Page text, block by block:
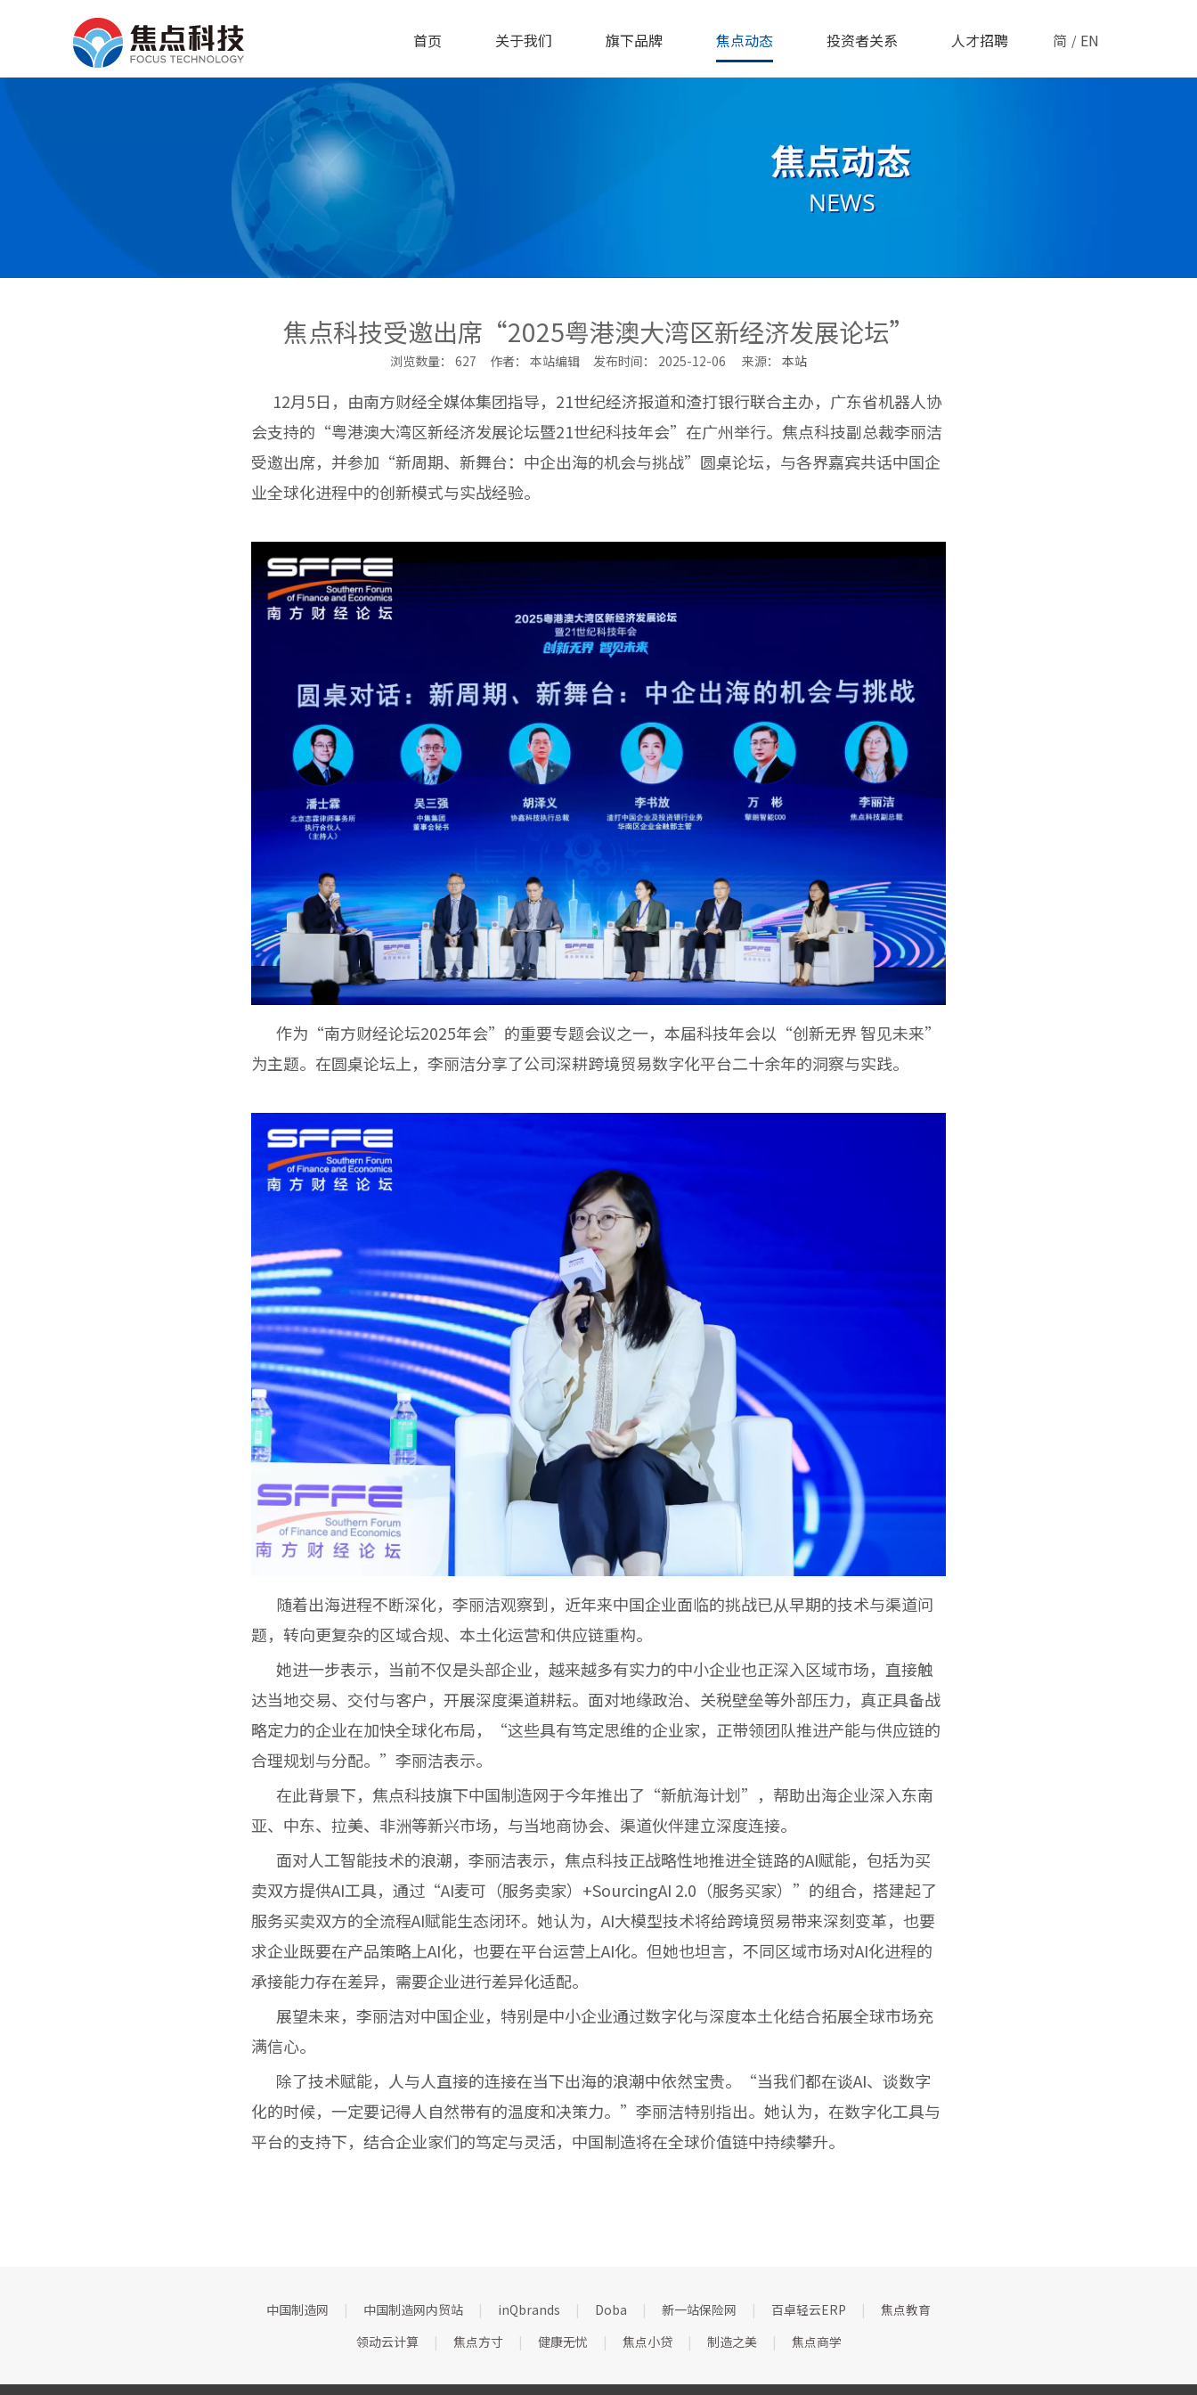
首页 关于我们 旗下品牌 焦点动态 投资者关系 人才招聘 简 / EN
焦点科技受邀出席“2025粤港澳大湾区新经济发展论坛”
浏览数量： 627 作者： 本站编辑 发布时间： 2025-12-06 来源： 本站
12月5日，由南方财经全媒体集团指导，21世纪经济报道和渣打银行联合主办，广东省机器人协
会支持的“粤港澳大湾区新经济发展论坛暨21世纪科技年会”在广州举行。焦点科技副总裁李丽洁
受邀出席，并参加“新周期、新舞台：中企出海的机会与挑战”圆桌论坛，与各界嘉宾共话中国企
业全球化进程中的创新模式与实战经验。
作为“南方财经论坛2025年会”的重要专题会议之一，本届科技年会以“创新无界 智见未来”
为主题。在圆桌论坛上，李丽洁分享了公司深耕跨境贸易数字化平台二十余年的洞察与实践。
随着出海进程不断深化，李丽洁观察到，近年来中国企业面临的挑战已从早期的技术与渠道问
题，转向更复杂的区域合规、本土化运营和供应链重构。
她进一步表示，当前不仅是头部企业，越来越多有实力的中小企业也正深入区域市场，直接触
达当地交易、交付与客户，开展深度渠道耕耘。面对地缘政治、关税壁垒等外部压力，真正具备战
略定力的企业在加快全球化布局，“这些具有笃定思维的企业家，正带领团队推进产能与供应链的
合理规划与分配。”李丽洁表示。
在此背景下，焦点科技旗下中国制造网于今年推出了“新航海计划”，帮助出海企业深入东南
亚、中东、拉美、非洲等新兴市场，与当地商协会、渠道伙伴建立深度连接。
面对人工智能技术的浪潮，李丽洁表示，焦点科技正战略性地推进全链路的AI赋能，包括为买
卖双方提供AI工具，通过“AI麦可（服务卖家）+SourcingAI 2.0（服务买家）”的组合，搭建起了
服务买卖双方的全流程AI赋能生态闭环。她认为，AI大模型技术将给跨境贸易带来深刻变革，也要
求企业既要在产品策略上AI化，也要在平台运营上AI化。但她也坦言，不同区域市场对AI化进程的
承接能力存在差异，需要企业进行差异化适配。
展望未来，李丽洁对中国企业，特别是中小企业通过数字化与深度本土化结合拓展全球市场充
满信心。
除了技术赋能，人与人直接的连接在当下出海的浪潮中依然宝贵。“当我们都在谈AI、谈数字
化的时候，一定要记得人自然带有的温度和决策力。”李丽洁特别指出。她认为，在数字化工具与
平台的支持下，结合企业家们的笃定与灵活，中国制造将在全球价值链中持续攀升。
中国制造网 | 中国制造网内贸站 | inQbrands | Doba | 新一站保险网 | 百卓轻云ERP |
焦点教育
领动云计算
| 焦点方寸 | 健康无忧 | 焦点小贷 | 制造之美 | 焦点商学